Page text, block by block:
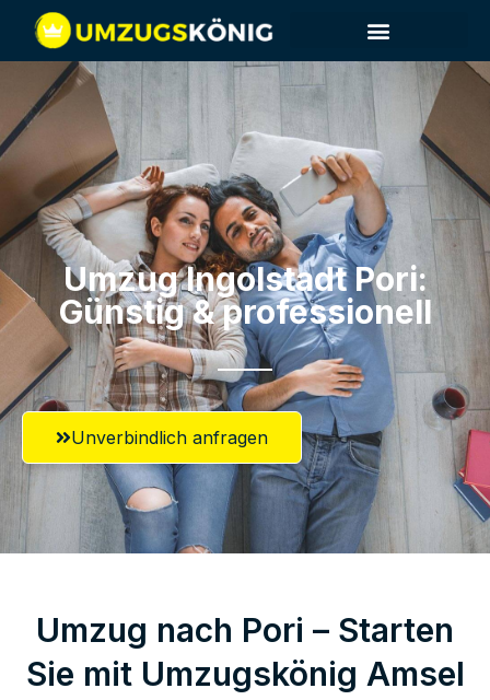
Umzug Ingolstadt​ Pori:
Günstig & professionell​
Unverbindlich anfragen
Umzug nach Pori – Starten
Sie mit Umzugskönig Amsel